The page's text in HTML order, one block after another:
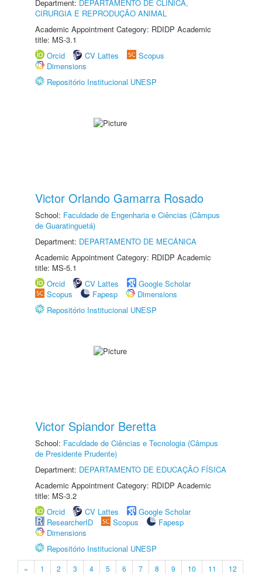
Department: DEPARTAMENTO DE CLÍNICA,
CIRURGIA E REPRODUÇÃO ANIMAL
Academic Appointment Category: RDIDP Academic
title: MS-3.1
Orcid
CV Lattes
Scopus
Dimensions
Repositório Institucional UNESP
Victor Orlando Gamarra Rosado
School: Faculdade de Engenharia e Ciências (Câmpus
de Guaratinguetá)
Department: DEPARTAMENTO DE MECÂNICA
Academic Appointment Category: RDIDP Academic
title: MS-5.1
Orcid
CV Lattes
Google Scholar
Scopus
Fapesp
Dimensions
Repositório Institucional UNESP
Victor Spiandor Beretta
School: Faculdade de Ciências e Tecnologia (Câmpus
de Presidente Prudente)
Department: DEPARTAMENTO DE EDUCAÇÃO FÍSICA
Academic Appointment Category: RDIDP Academic
title: MS-3.2
Orcid
CV Lattes
Google Scholar
ResearcherID
Scopus
Fapesp
Dimensions
Repositório Institucional UNESP
« 1 2 3 4 5 6 7 8 9 10 11
12